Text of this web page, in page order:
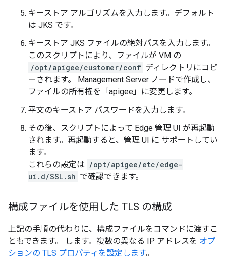
キーストア アルゴリズムを入力します。デフォルト
は JKS です。
キーストア JKS ファイルの絶対パスを入力します。
このスクリプトにより、ファイルが VM の
/opt/apigee/customer/conf ディレクトリにコピ
ーされます。 Management Server ノードで作成し、
ファイルの所有権を「apigee」に変更します。
平文のキーストア パスワードを入力します。
その後、スクリプトによって Edge 管理 UI が再起動
されます。再起動すると、管理 UI に サポートしてい
ます。
これらの設定は /opt/apigee/etc/edge-
ui.d/SSL.sh で確認できます。
構成ファイルを使用した TLS の構成
上記の手順の代わりに、構成ファイルをコマンドに渡すこ
ともできます。 します。複数の異なる IP アドレスを オプ
ションの TLS プロパティを設定します。